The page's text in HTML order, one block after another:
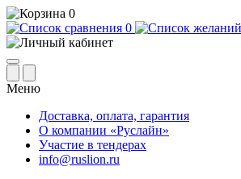
0
0
Меню
Доставка, оплата, гарантия
О компании «Руслайн»
Участие в тендерах
info@ruslion.ru